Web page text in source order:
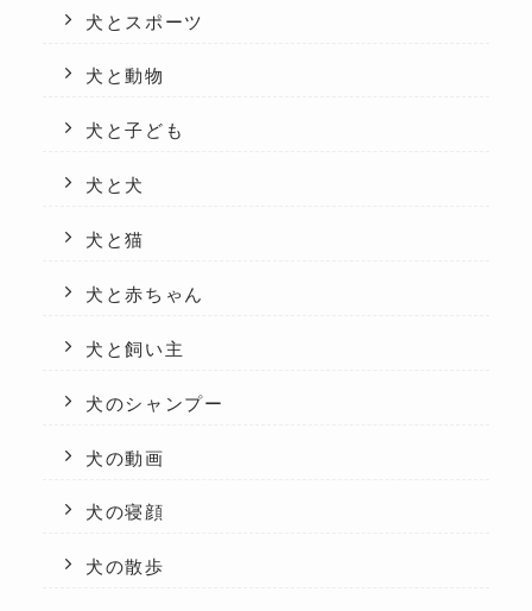
犬とスポーツ
犬と動物
犬と子ども
犬と犬
犬と猫
犬と赤ちゃん
犬と飼い主
犬のシャンプー
犬の動画
犬の寝顔
犬の散歩